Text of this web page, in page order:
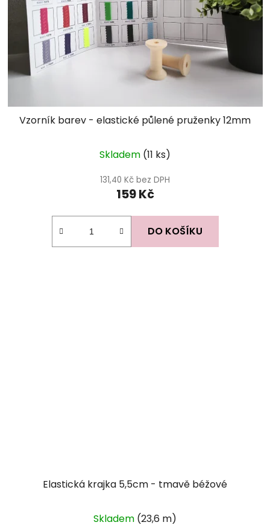
Vzorník barev - elastické půlené pruženky 12mm
Skladem (11 ks)
131,40 Kč bez DPH
159 Kč
DO KOŠÍKU
Elastická krajka 5,5cm - tmavě béžové
Skladem (23,6 m)